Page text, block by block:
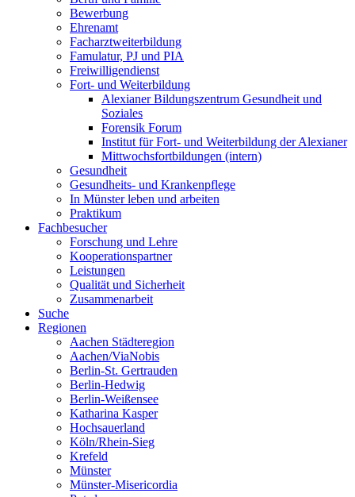
Bewerbung
Ehrenamt
Facharztweiterbildung
Famulatur, PJ und PIA
Freiwilligendienst
Fort- und Weiterbildung
Alexianer Bildungszentrum Gesundheit und
Soziales
Forensik Forum
Institut für Fort- und Weiterbildung der Alexianer
Mittwochsfortbildungen (intern)
Gesundheit
Gesundheits- und Krankenpflege
In Münster leben und arbeiten
Praktikum
Fachbesucher
Forschung und Lehre
Kooperationspartner
Leistungen
Qualität und Sicherheit
Zusammenarbeit
Suche
Regionen
Aachen Städteregion
Aachen/ViaNobis
Berlin-St. Gertrauden
Berlin-Hedwig
Berlin-Weißensee
Katharina Kasper
Hochsauerland
Köln/Rhein-Sieg
Krefeld
Münster
Münster-Misericordia